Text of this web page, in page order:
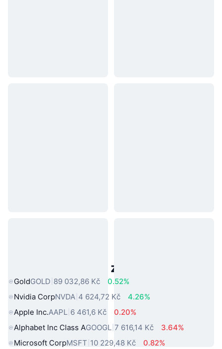
Populární aktiva z reálného světa
GoldGOLD 89 032,86 Kč
0.52%
Nvidia CorpNVDA 4 624,72 Kč
4.26%
Apple Inc.AAPL 6 461,6 Kč
0.20%
Alphabet Inc Class AGOOGL 7 616,14 Kč
3.64%
Microsoft CorpMSFT 10 229,48 Kč 0.82%